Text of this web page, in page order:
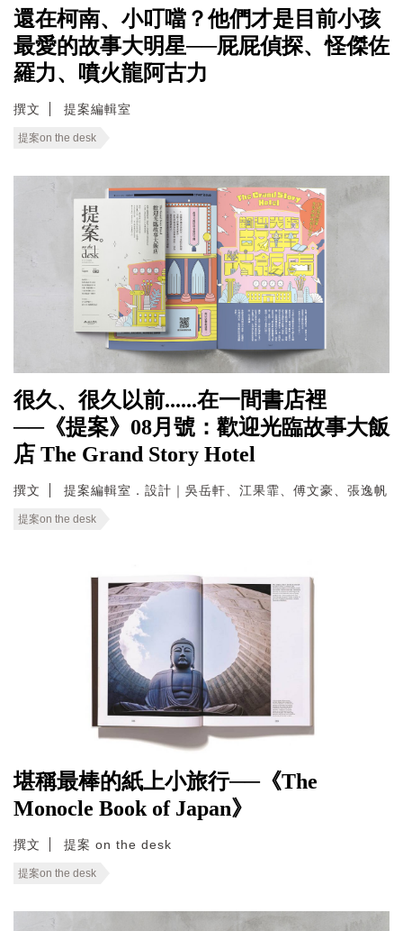
還在柯南、小叮噹？他們才是目前小孩
最愛的故事大明星──屁屁偵探、怪傑佐
羅力、噴火龍阿古力
撰文 提案編輯室
提案on the desk
很久、很久以前......在一間書店裡
──《提案》08月號：歡迎光臨故事大飯
店 The Grand Story Hotel
撰文 提案編輯室．設計｜吳岳軒、江果霏、傅文豪、張逸帆
提案on the desk
堪稱最棒的紙上小旅行──《The
Monocle Book of Japan》
撰文 提案 on the desk
提案on the desk